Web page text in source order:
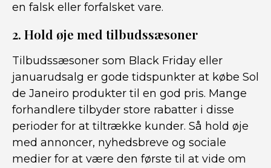
en falsk eller forfalsket vare.
2. Hold øje med tilbudssæsoner
Tilbudssæsoner som Black Friday eller
januarudsalg er gode tidspunkter at købe Sol
de Janeiro produkter til en god pris. Mange
forhandlere tilbyder store rabatter i disse
perioder for at tiltrække kunder. Så hold øje
med annoncer, nyhedsbreve og sociale
medier for at være den første til at vide om